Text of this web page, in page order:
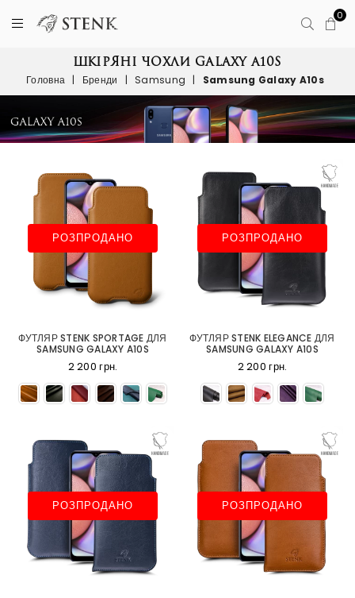
0
ШКІРЯНІ ЧОХЛИ GALAXY A10S
Головна | Бренди | Samsung | Samsung Galaxy A10s
РОЗПРОДАНО
ФУТЛЯР STENK SPORTAGE ДЛЯ
SAMSUNG GALAXY A10S
2 200 грн.
РОЗПРОДАНО
ФУТЛЯР STENK ELEGANCE ДЛЯ
SAMSUNG GALAXY A10S
2 200 грн.
РОЗПРОДАНО РОЗПРОДАНО